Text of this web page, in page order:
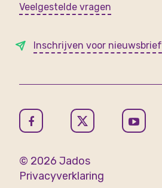
Veelgestelde vragen
Inschrijven voor nieuwsbrief
© 2026 Jados
Privacyverklaring